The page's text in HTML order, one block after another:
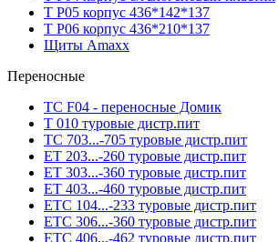
T P05 корпус 436*142*137
T P06 корпус 436*210*137
Щиты Amaxx
Переносные
TC F04 - переносные Домик
T 010 туровые дистр.пит
TC 703...-705 туровые дистр.пит
ET 203...-260 туровые дистр.пит
ET 303...-360 туровые дистр.пит
ET 403...-460 туровые дистр.пит
ETC 104...-233 туровые дистр.пит
ETC 306...-360 туровые дистр.пит
ETC 406...-462 туровые дистр.пит